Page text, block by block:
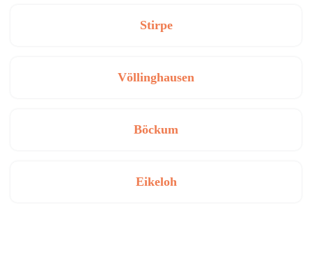
Stirpe
Völlinghausen
Böckum
Eikeloh